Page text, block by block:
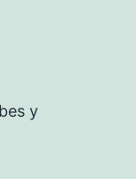
y